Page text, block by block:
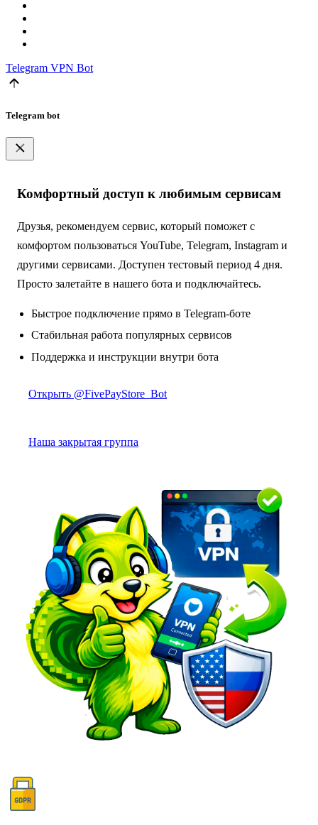
Telegram VPN Bot
Telegram bot
Комфортный доступ к любимым сервисам
Друзья, рекомендуем сервис, который поможет с
комфортом пользоваться YouTube, Telegram, Instagram и
другими сервисами. Доступен тестовый период 4 дня.
Просто залетайте в нашего бота и подключайтесь.
Быстрое подключение прямо в Telegram-боте
Стабильная работа популярных сервисов
Поддержка и инструкции внутри бота
Открыть @FivePayStore_Bot
Наша закрытая группа